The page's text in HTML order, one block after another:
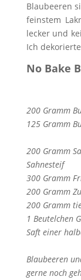
Blaubeeren
feinstem
lecker und
Ich
No Bake
200 Gramm
125 Gramm
200 Gramm
Sahnesteif
300 Gramm
200 Gramm
200 Gramm
1 Beutelchen
Saft einer
Blaubeeren
gerne noch